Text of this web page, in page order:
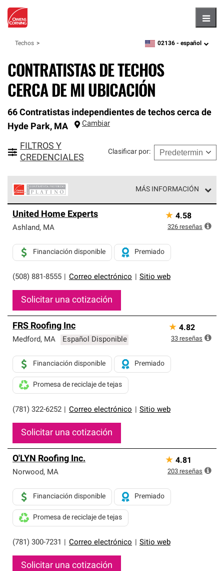
Techos zipcode,language
02136 - español
CONTRATISTAS DE TECHOS
CERCA DE MI UBICACIÓN
66 Contratistas independientes de techos cerca de
Hyde Park, MA Cambiar
FILTROS Y
CREDENCIALES
Clasificar por:
MÁS INFORMACIÓN
Corning constituyen el nivel superior de nuestra red
exclusiva y cumplen con estándares estrictos de
Solo ellos pueden ofrecer nuestra mejor garantía de
sistemas de techos.
United Home Experts
Ashland, MA
(508) 881-8555 Correo electrónico Sitio web
Financiación disponible Premiado
Solicitar una cotización
★ 4.58
326 reseñas
FRS Roofing Inc
Medford, MA Español Disponible
(781) 322-6252 Correo electrónico Sitio web
Financiación disponible Premiado
Promesa de reciclaje de tejas
Solicitar una cotización
★ 4.82
33 reseñas
O'LYN Roofing Inc.
Norwood, MA
(781) 300-7231 Correo electrónico Sitio web
Financiación disponible Premiado
Promesa de reciclaje de tejas
Solicitar una cotización
★ 4.81
203 reseñas